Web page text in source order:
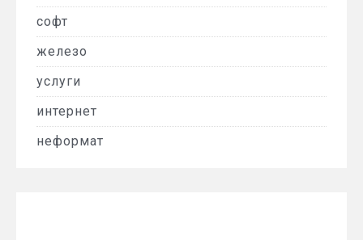
софт
железо
услуги
интернет
неформат